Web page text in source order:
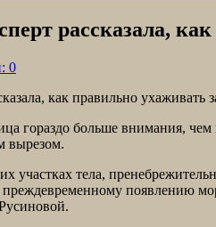
рассказала,
0
гораздо больше внимания, чем
вырезом.
участках тела,
появлению